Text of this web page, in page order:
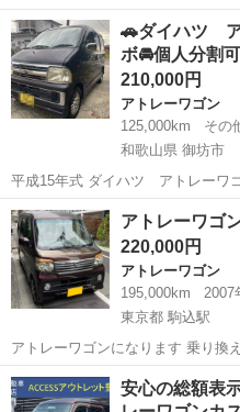
名： ダイハツ ■ 車種名： ア
スタムターボＲＳリミテッド パ
メモリーナビ Ｂ...
埼玉 越谷市 アトレーワゴ
🚗ダイハツ
ボ🚘個人分割
210,000円
アトレーワゴン
125,000km
その
和歌山県 御坊市
平成15年式 ダイハツ アトレーワゴンカスタム CD
キーレス メッキミラー エアロ アルミホイール 車
125000km 外観は小傷は有り
和歌山 御坊市 アトレーワゴ
アトレーワゴ
220,000円
アトレーワゴン
195,000km
2007
東京都 駒込駅
アトレーワゴンになります 乗り換えた為出品します。 車検令和9年2月
まで 16インチホイール タイヤ山もまだ
はなくタイミングチェーン式です
東京 文京区 駒込駅 ア
安心の総額表